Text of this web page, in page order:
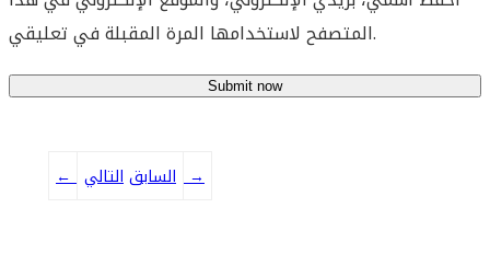
المتصفح لاستخدامها المرة المقبلة في تعليقي.
← السابق التالي→